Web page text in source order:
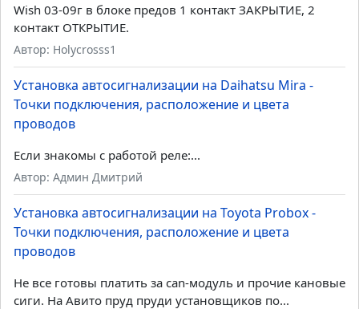
Wish 03-09г в блоке предов 1 контакт ЗАКРЫТИЕ, 2
контакт ОТКРЫТИЕ.
Автор: Holycrosss1
Установка автосигнализации на Daihatsu Mira -
Точки подключения, расположение и цвета
проводов
Если знакомы с работой реле:...
Автор: Админ Дмитрий
Установка автосигнализации на Toyota Probox -
Точки подключения, расположение и цвета
проводов
Не все готовы платить за can-модуль и прочие кановые
сиги. На Авито пруд пруди установщиков по...